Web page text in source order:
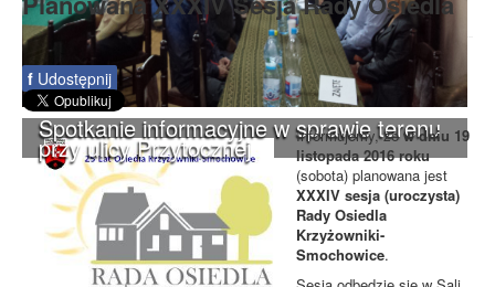
Spotkanie informacyjne w sprawie terenu
przy ulicy Przytocznej
f Udostępnij
Informujemy, żew dniu 19
listopada 2016 roku
(sobota) planowana jest
XXXIV sesja (uroczysta)
Rady Osiedla
Krzyżowniki-
Smochowice.